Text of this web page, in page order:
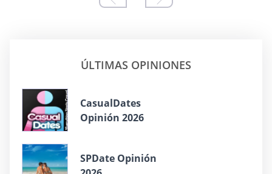
ÚLTIMAS OPINIONES
СasualDates
Opinión 2026
SPDate Opinión